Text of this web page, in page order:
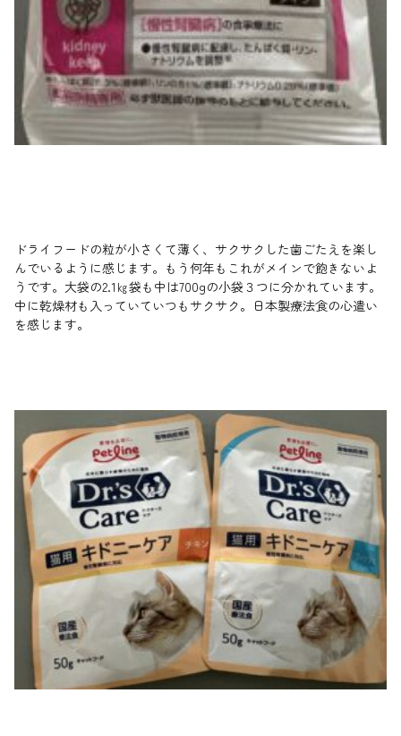
ドライフードの粒が小さくて薄く、サクサクした歯ごたえを楽し
んでいるように感じます。もう何年もこれがメインで飽きないよ
うです。大袋の2.1㎏袋も中は700gの小袋３つに分かれています。
中に乾燥材も入っていていつもサクサク。日本製療法食の心遣い
を感じます。